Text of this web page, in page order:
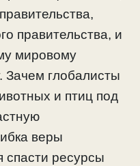
правительства, и
мировому
Зачем глобалисты
и птиц под
веры
спасти ресурсы